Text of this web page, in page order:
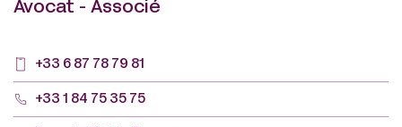
Avocat - Associé
+33 6 87 78 79 81
+33 1 84 75 35 75